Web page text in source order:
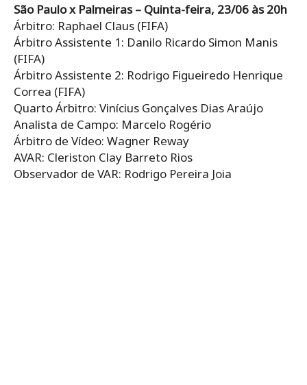
São Paulo x Palmeiras – Quinta-feira, 23/06 às 20h
Árbitro: Raphael Claus (FIFA)
Árbitro Assistente 1: Danilo Ricardo Simon Manis
(FIFA)
Árbitro Assistente 2: Rodrigo Figueiredo Henrique
Correa (FIFA)
Quarto Árbitro: Vinícius Gonçalves Dias Araújo
Analista de Campo: Marcelo Rogério
Árbitro de Vídeo: Wagner Reway
AVAR: Cleriston Clay Barreto Rios
Observador de VAR: Rodrigo Pereira Joia